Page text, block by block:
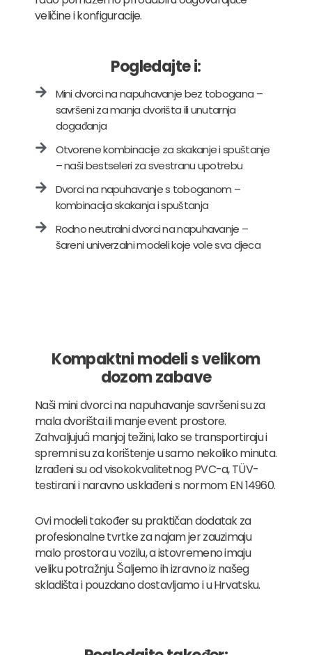
veličine i konfiguracije.
Pogledajte i:
Mini dvorci na napuhavanje bez tobogana –
savršeni za manja dvorišta ili unutarnja
događanja
Otvorene kombinacije za skakanje i spuštanje
– naši bestseleri za svestranu upotrebu
Dvorci na napuhavanje s toboganom –
kombinacija skakanja i spuštanja
Rodno neutralni dvorci na napuhavanje –
šareni univerzalni modeli koje vole sva djeca
Kompaktni modeli s velikom
dozom zabave
Naši mini dvorci na napuhavanje savršeni su za
mala dvorišta ili manje event prostore.
Zahvaljujući manjoj težini, lako se transportiraju i
spremni su za korištenje u samo nekoliko minuta.
Izrađeni su od visokokvalitetnog PVC-a, TÜV-
testirani i naravno usklađeni s normom EN 14960.
Ovi modeli također su praktičan dodatak za
profesionalne tvrtke za najam jer zauzimaju
malo prostora u vozilu, a istovremeno imaju
veliku potražnju. Šaljemo ih izravno iz našeg
skladišta i pouzdano dostavljamo i u Hrvatsku.